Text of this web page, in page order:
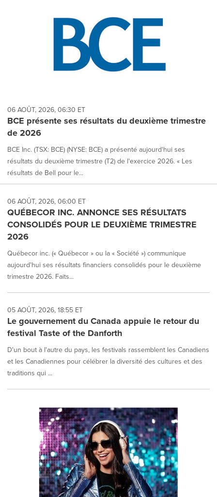
06 AOÛT, 2026, 06:30 ET
BCE présente ses résultats du deuxième trimestre
de 2026
BCE Inc. (TSX: BCE) (NYSE: BCE) a présenté aujourd'hui ses
résultats du deuxième trimestre (T2) de l'exercice 2026. « Les
résultats de Bell pour le...
06 AOÛT, 2026, 06:00 ET
QUÉBECOR INC. ANNONCE SES RÉSULTATS
CONSOLIDÉS POUR LE DEUXIÈME TRIMESTRE
2026
Québecor inc. (« Québecor » ou la « Société ») communique
aujourd'hui ses résultats financiers consolidés pour le deuxième
trimestre 2026. Faits...
05 AOÛT, 2026, 18:55 ET
Le gouvernement du Canada appuie le retour du
festival Taste of the Danforth
D'un bout à l'autre du pays, les festivals rassemblent les Canadiens
et les Canadiennes pour célébrer la diversité des cultures et des
traditions qui ...